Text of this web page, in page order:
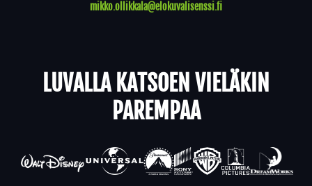
mikko.ollikkala@elokuvalisenssi.fi
LUVALLA KATSOEN VIELÄKIN
PAREMPAA